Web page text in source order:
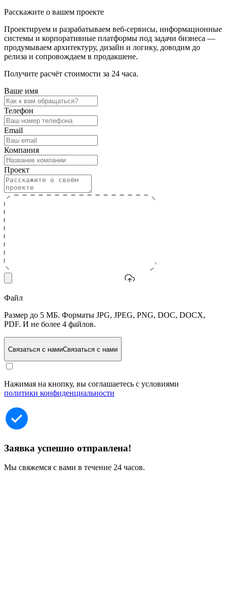
Расскажите о вашем проекте
Проектируем и разрабатываем веб-сервисы, информационные
системы и корпоративные платформы под задачи бизнеса —
продумываем архитектуру, дизайн и логику, доводим до
релиза и сопровождаем в продакшене.
Получите расчёт стоимости за 24 часа.
Ваше имя
Телефон
Email
Компания
Проект
Файл
Размер до 5 МБ. Форматы JPG, JPEG, PNG, DOC, DOCX,
PDF. И не более 4 файлов.
Связаться с намиСвязаться с нами
Нажимая на кнопку, вы соглашаетесь с условиями
политики конфиденциальности
Заявка успешно отправлена!
Мы свяжемся с вами в течение 24 часов.